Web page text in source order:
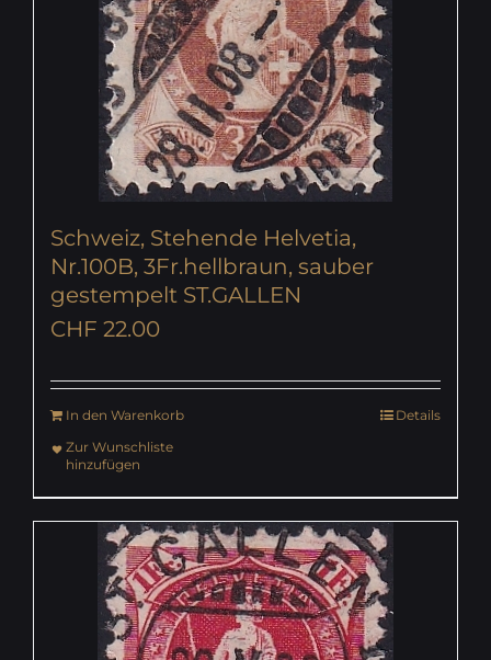
Schweiz, Stehende Helvetia,
Nr.100B, 3Fr.hellbraun, sauber
gestempelt ST.GALLEN
CHF 22.00
In den Warenkorb
Details
Zur Wunschliste
hinzufügen